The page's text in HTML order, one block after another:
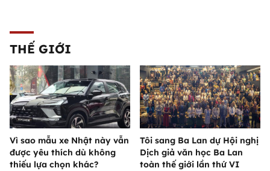
THẾ GIỚI
Vì sao mẫu xe Nhật này vẫn
được yêu thích dù không
thiếu lựa chọn khác?
Tôi sang Ba Lan dự Hội nghị
Dịch giả văn học Ba Lan
toàn thế giới lần thứ VI